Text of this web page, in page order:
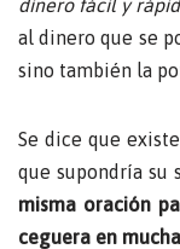
dinero fácil y
al dinero que se
sino también la
Se dice que
que supondría su
misma oración
ceguera en